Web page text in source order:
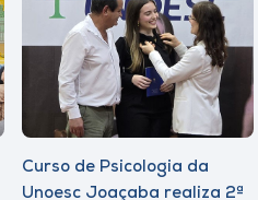
Curso de Psicologia da
Unoesc Joaçaba realiza 2ª